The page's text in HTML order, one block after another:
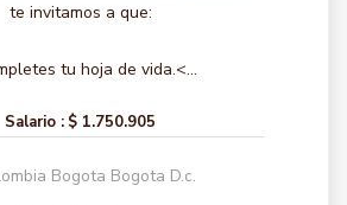
te invitamos a que:
tu hoja de vida.<...
Salario : $ 1.750.905
Bogota Bogota D.c.